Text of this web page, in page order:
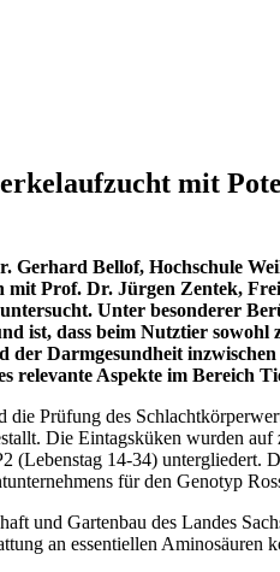
mit
Bellof, Hochschule
Prof. Dr. Jürgen Zentek,
Unter besonderer
dass beim Nutztier sowohl
Darmgesundheit
relevante Aspekte im Bereich
Prüfung des
Die Eintagsküken wurden
14-34) untergliedert.
für den Genotyp
und Gartenbau des Landes
an essentiellen Aminosäuren